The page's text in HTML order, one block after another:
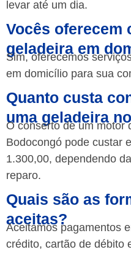
levar até um dia.
Vocês oferecem
geladeira em
Sim, oferecemos
em domicílio para sua
Quanto custa
uma geladeira
O conserto de um motor
Bodocongó pode custar
1.300,00, dependendo
reparo.
Quais são as
aceitas?
Aceitamos pagamentos
crédito, cartão de débito